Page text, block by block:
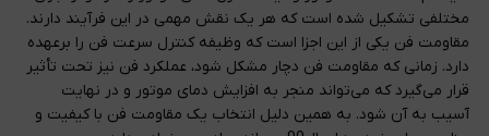
مختلفی تشکیل شده است که هر یک نقش مهمی در این فرآیند دارند.
مقاومت فن یکی از این اجزا است که وظیفه کنترل سرعت فن را برعهده
دارد. زمانی که مقاومت فن دچار مشکل شود، عملکرد فن نیز تحت تأثیر
قرار می‌گیرد که می‌تواند منجر به افزایش دمای موتور و در نهایت
آسیب به آن شود. به همین دلیل انتخاب یک مقاومت فن با کیفیت و